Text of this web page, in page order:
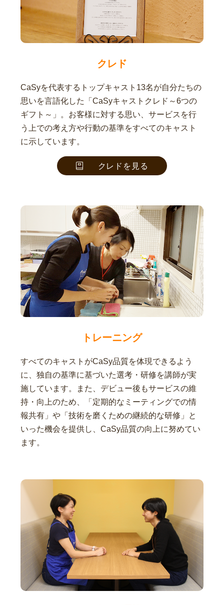
クレド
CaSyを代表するトップキャスト13名が自分たちの
思いを言語化した「CaSyキャストクレド～6つの
ギフト～」。お客様に対する思い、サービスを行
う上での考え方や行動の基準をすべてのキャスト
に示しています。
クレドを見る
トレーニング
すべてのキャストがCaSy品質を体現できるよう
に、独自の基準に基づいた選考・研修を講師が実
施しています。また、デビュー後もサービスの維
持・向上のため、「定期的なミーティングでの情
報共有」や「技術を磨くための継続的な研修」と
いった機会を提供し、CaSy品質の向上に努めてい
ます。